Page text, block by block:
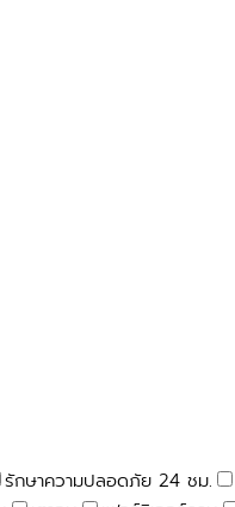
รักษาความปลอดภัย 24 ชม.